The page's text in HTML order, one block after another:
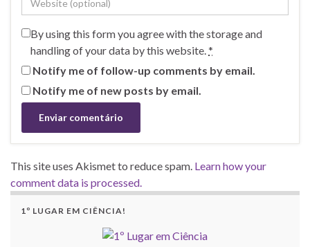
By using this form you agree with the storage and
handling of your data by this website.*
Notify me of follow-up comments by email.
Notify me of new posts by email.
This site uses Akismet to reduce spam. Learn how your
comment data is processed.
1º LUGAR EM CIÊNCIA!